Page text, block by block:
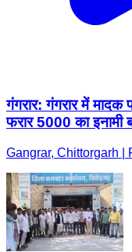
गंगरार: गंगरार में